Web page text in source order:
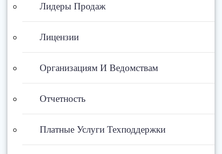
Лидеры Продаж
Лицензии
Организациям И Ведомствам
Отчетность
Платные Услуги Техподдержки